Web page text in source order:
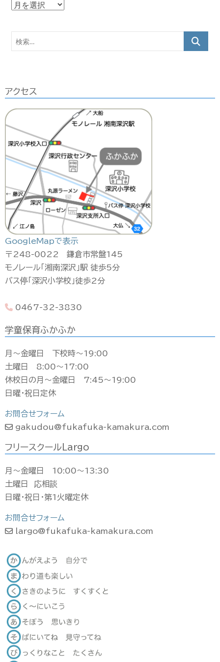
ア
カ
イ
索…
アクセス
GoogleMapで表示
〒248-0022 鎌倉市常盤145
モノレール「湘南深沢」駅 徒歩5分
バス停「深沢小学校」徒歩2分
0467-32-3830
学童保育ふかふか
月〜金曜日 下校時〜19:00
土曜日 8:00〜17:00
休校日の月〜金曜日 7:45〜19:00
日曜・祝日定休
お問合せフォーム
gakudou@fukafuka-kamakura.com
フリースクールLargo
月〜金曜日 10:00〜13:30
土曜日 応相談
日曜・祝日・第1火曜定休
お問合せフォーム
largo@fukafuka-kamakura.com